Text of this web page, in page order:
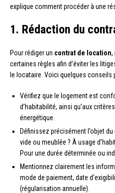
explique comment procéder à une
1. Rédaction du
Pour rédiger un contrat de location,
certaines règles afin d’éviter les
le locataire. Voici quelques conseils
Vérifiez que le logement est
d’habitabilité, ainsi qu’aux
énergétique.
Définissez précisément l’objet
vide ou meublée ? À usage
Pour une durée déterminée ou
Mentionnez clairement les
mode de paiement, date
(régularisation annuelle).